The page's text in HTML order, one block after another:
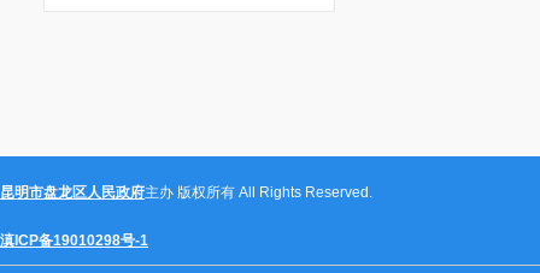
昆明市盘龙区人民政府主办 版权所有 All Rights Reserved.
滇ICP备19010298号-1